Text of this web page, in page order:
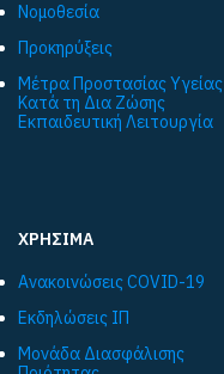
Νομοθεσία
Προκηρύξεις
Μέτρα Προστασίας Υγείας
Κατά τη Δια Ζώσης
Εκπαιδευτική Λειτουργία
ΧΡΗΣΙΜΑ
Ανακοινώσεις COVID-19
Εκδηλώσεις ΙΠ
Μονάδα Διασφάλισης